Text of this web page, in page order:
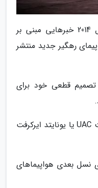
خبرنگاران - علی محمدی: از سال 2014 خبرهایی مبنی بر
رهگیر جدید منتشر
2017 روسیه از تصمیم قطعی خود برای
فراوری این هواپیما به عهده شرکت UAC یا یونایتد ایرکرفت
نسل بعدی هواپیماهای